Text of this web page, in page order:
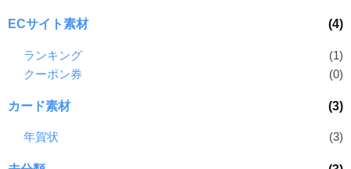
ECサイト素材 (4)
ランキング
(1)
クーポン券
(0)
カード素材 (3)
年賀状 (3)